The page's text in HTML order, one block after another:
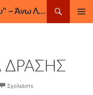
ΣΕΠΕ "Ηρώ Κωνσταντοπούλου" ~ Άνω Λιόσια, Ζεφύρι, Φυλή
Σχολιάστε